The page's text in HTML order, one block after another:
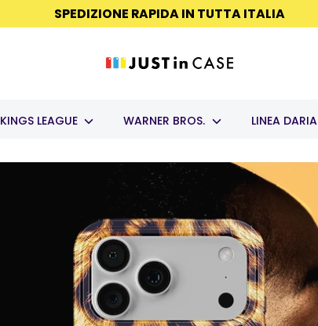
SPEDIZIONE RAPIDA IN TUTTA ITALIA
KINGS LEAGUE WARNER BROS. LINEA DARIA